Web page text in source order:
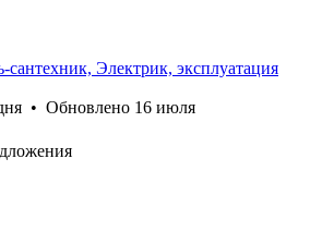
Электрик, эксплуатация
• Обновлено 16 июля